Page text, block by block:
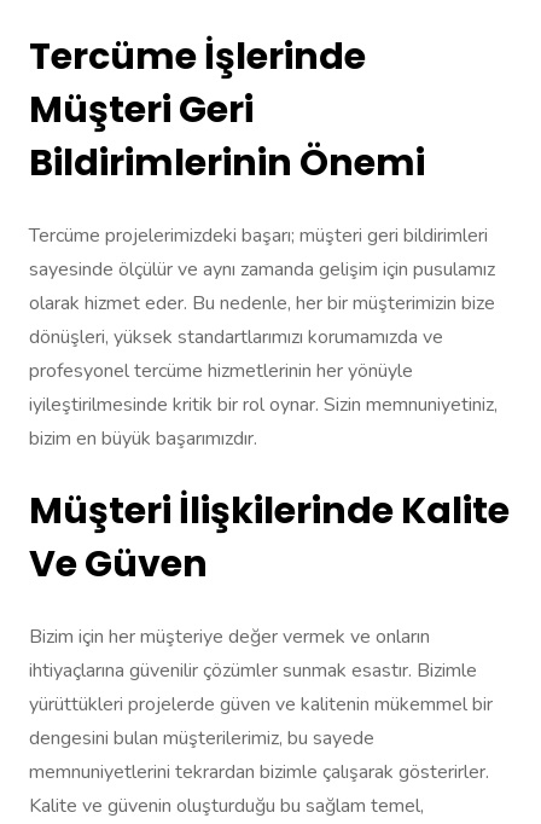
Tercüme İşlerinde
Müşteri Geri
Bildirimlerinin Önemi
Tercüme projelerimizdeki başarı; müşteri geri bildirimleri
sayesinde ölçülür ve aynı zamanda gelişim için pusulamız
olarak hizmet eder. Bu nedenle, her bir müşterimizin bize
dönüşleri, yüksek standartlarımızı korumamızda ve
profesyonel tercüme hizmetlerinin her yönüyle
iyileştirilmesinde kritik bir rol oynar. Sizin memnuniyetiniz,
bizim en büyük başarımızdır.
Müşteri İlişkilerinde Kalite
Ve Güven
Bizim için her müşteriye değer vermek ve onların
ihtiyaçlarına güvenilir çözümler sunmak esastır. Bizimle
yürüttükleri projelerde güven ve kalitenin mükemmel bir
dengesini bulan müşterilerimiz, bu sayede
memnuniyetlerini tekrardan bizimle çalışarak gösterirler.
Kalite ve güvenin oluşturduğu bu sağlam temel,